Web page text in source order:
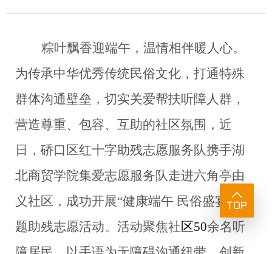
粽叶飘香迎端午，温情相伴暖人心。
为传承中华优秀传统民俗文化，打通特殊
群体沟通壁垒，切实关爱帮扶听障人群，
营造尊重、包容、互助的社区氛围，近
日， 硚口区红十字助残志愿服务队携手湖
北商贸学院集爱志愿服务队走进六角亭由
义社区，成功开展“健康端午 民俗盛宴”主
题助残志愿活动。活动聚焦社区50余名听